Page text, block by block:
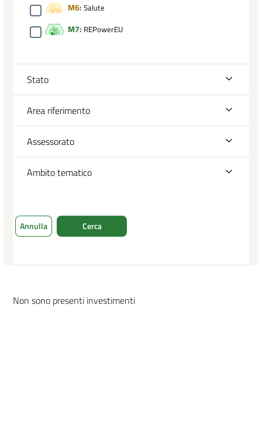
M6: Salute
M7: REPowerEU
Stato
Area riferimento
Assessorato
Ambito tematico
Annulla Cerca
Non sono presenti investimenti